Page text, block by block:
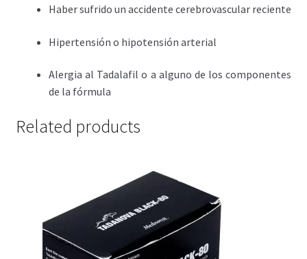
Haber sufrido un accidente cerebrovascular reciente
Hipertensión o hipotensión arterial
Alergia al Tadalafil o a alguno de los componentes
de la fórmula
Related products